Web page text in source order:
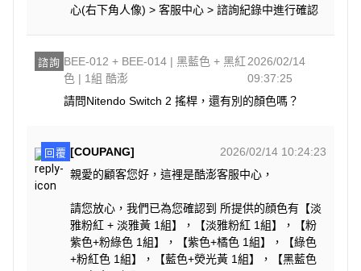
心(右下角人像) > 客服中心 > 諮詢紀錄中進行確認
諮詢 BEE-012 + BEE-014 | 黑藍色 + 黑紅
色 | 1組 酷澎
2026/02/14
09:37:25
請問Nitendo Switch 2 搖桿，還有別的顏色嗎？
回覆 [COUPANG]
2026/02/14 10:24:23
親愛的顧客您好，這裡是酷澎客服中心，
請您放心，我們已為您確認到 所提供的顔色有【淡
雅粉紅 + 淡雅黃 1組】，【淡雅粉紅 1組】，【粉
紫色+粉綠色 1組】，【紫色+橘色 1組】，【綠色
+粉紅色 1組】，【藍色+熒光黃 1組】，【黑藍色